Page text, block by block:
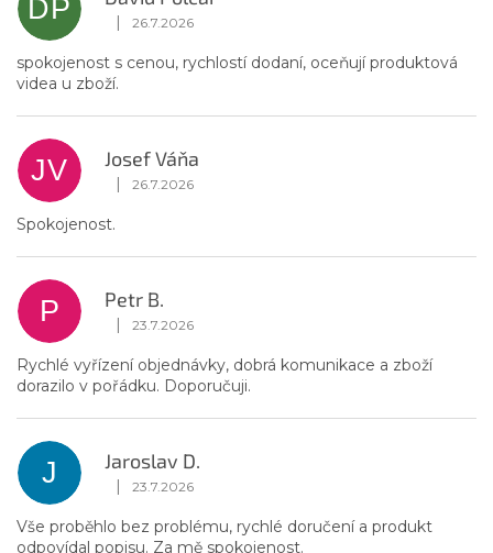
i
h
o
d
o
t
n
í
DP
Hodnotenie obchodu je 5 z 5 hviezdičiek.
26.7.2026
spokojenost s cenou, rychlostí dodaní, oceňují produktová
videa u zboží.
JV Josef Váňa
Hodnotenie obchodu je 5 z 5 hviezdičiek.
26.7.2026
Spokojenost.
P Petr B.
Hodnotenie obchodu je 5 z 5 hviezdičiek.
23.7.2026
Rychlé vyřízení objednávky, dobrá komunikace a zboží
dorazilo v pořádku. Doporučuji.
J Jaroslav D.
Hodnotenie obchodu je 5 z 5 hviezdičiek.
23.7.2026
Vše proběhlo bez problému, rychlé doručení a produkt
odpovídal popisu. Za mě spokojenost.